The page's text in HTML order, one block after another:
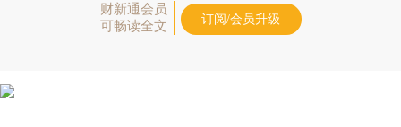
财新通会员
可畅读全文
订阅/会员升级